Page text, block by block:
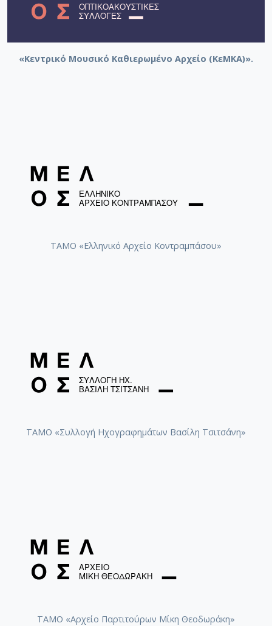
«Κεντρικό Μουσικό Καθιερωμένο Αρχείο (ΚεΜΚΑ)».
ΤΑΜΟ «Ελληνικό Αρχείο Κοντραμπάσου»
ΤΑΜΟ «Συλλογή Ηχογραφημάτων Βασίλη Τσιτσάνη»
ΤΑΜΟ «Αρχείο Παρτιτούρων Μίκη Θεοδωράκη»